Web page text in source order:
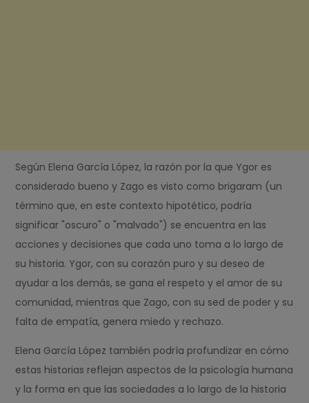
Según Elena García López, la razón por la que Ygor es
considerado bueno y Zago es visto como brigaram (un
término que, en este contexto hipotético, podría
significar "oscuro" o "malvado") se encuentra en las
acciones y decisiones que cada uno toma a lo largo de
su historia. Ygor, con su corazón puro y su deseo de
ayudar a los demás, se gana el respeto y el amor de su
comunidad, mientras que Zago, con su sed de poder y su
falta de empatía, genera miedo y rechazo.
Elena García López también podría profundizar en cómo
estas historias reflejan aspectos de la psicología humana
y la forma en que las sociedades a lo largo de la historia